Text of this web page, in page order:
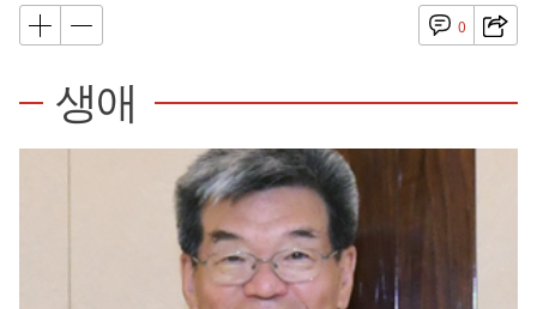
0
생애